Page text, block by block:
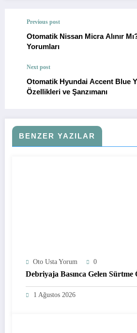
Previous post
Otomatik Nissan Micra Alınır
Yorumları
Next post
Otomatik Hyundai Accent Blue
Özellikleri ve Şanzımanı
BENZER YAZILAR
Oto Usta Yorum 0
Debriyaja Basınca Gelen Sürtme
1 Ağustos 2026